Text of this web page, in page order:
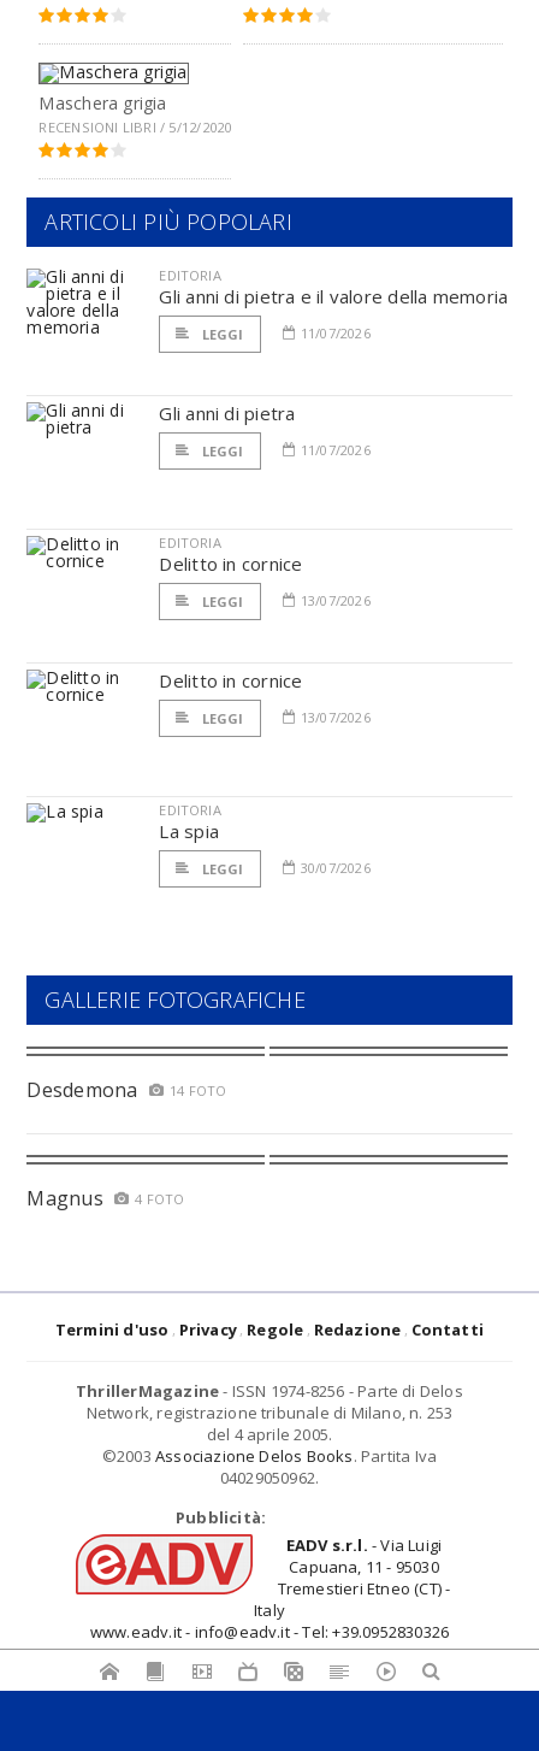
Maschera grigia
RECENSIONI LIBRI / 5/12/2020
ARTICOLI PIÙ POPOLARI
EDITORIA
Gli anni di pietra e il valore della memoria
LEGGI 11/07/2026
Gli anni di pietra
LEGGI 11/07/2026
EDITORIA
Delitto in cornice
LEGGI 13/07/2026
Delitto in cornice
LEGGI 13/07/2026
EDITORIA
La spia
LEGGI 30/07/2026
GALLERIE FOTOGRAFICHE
Desdemona 14 FOTO
Magnus 4 FOTO
Termini d'uso Privacy Regole Redazione Contatti
ThrillerMagazine- ISSN 1974-8256 - Parte di Delos
Network, registrazione tribunale di Milano, n. 253
del 4 aprile 2005.
©2003 Associazione Delos Books. Partita Iva
04029050962.
Pubblicità:
EADV s.r.l. - Via Luigi
Capuana, 11 - 95030
Tremestieri Etneo (CT) -
Italy
www.eadv.it - info@eadv.it - Tel: +39.0952830326